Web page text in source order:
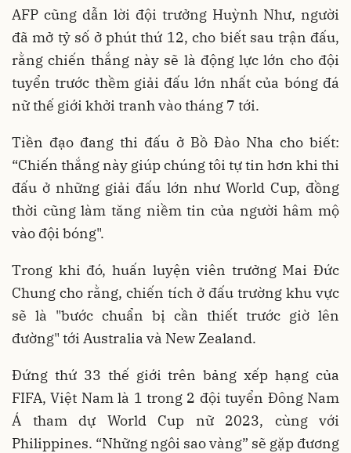
AFP cũng dẫn lời đội trưởng Huỳnh Như, người
đã mở tỷ số ở phút thứ 12, cho biết sau trận đấu,
rằng chiến thắng này sẽ là động lực lớn cho đội
tuyển trước thềm giải đấu lớn nhất của bóng đá
nữ thế giới khởi tranh vào tháng 7 tới.
Tiền đạo đang thi đấu ở Bồ Đào Nha cho biết:
“Chiến thắng này giúp chúng tôi tự tin hơn khi thi
đấu ở những giải đấu lớn như World Cup, đồng
thời cũng làm tăng niềm tin của người hâm mộ
vào đội bóng".
Trong khi đó, huấn luyện viên trưởng Mai Đức
Chung cho rằng, chiến tích ở đấu trường khu vực
sẽ là "bước chuẩn bị cần thiết trước giờ lên
đường" tới Australia và New Zealand.
Đứng thứ 33 thế giới trên bảng xếp hạng của
FIFA, Việt Nam là 1 trong 2 đội tuyển Đông Nam
Á tham dự World Cup nữ 2023, cùng với
Philippines. “Những ngôi sao vàng” sẽ gặp đương